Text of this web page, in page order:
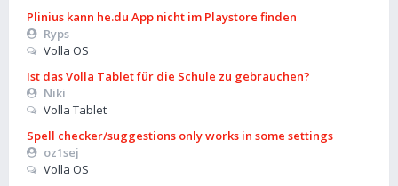
Plinius kann he.du App nicht im Playstore finden
Ryps
Volla OS
Ist das Volla Tablet für die Schule zu gebrauchen?
Niki
Volla Tablet
Spell checker/suggestions only works in some settings
oz1sej
Volla OS